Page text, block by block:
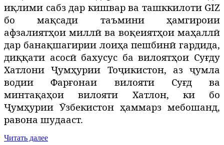
иқлими сабз дар кишвар ва ташккилоти GIZ
бо мақсади таъмини ҳамгироии
афзалиятҳои миллӣ ва воқеиятҳои маҳаллӣ
дар банақшагирии лоиҳа пешбинӣ гардида,
диққати асосӣ бахусус ба вилоятҳои Суғду
Хатлони Ҷумҳурии Тоҷикистон, аз ҷумла
водии Фарғонаи вилояти Суғд ва
минтақаҳои вилояти Хатлон, ки бо
Ҷумҳурии Ӯзбекистон ҳаммарз мебошанд,
равона шудааст.
Читать далее